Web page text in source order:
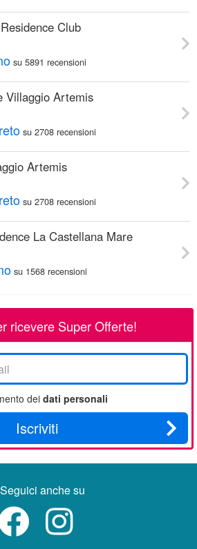
Club
su 5891 recensioni
Villaggio Artemis
su 2708 recensioni
Artemis
su 2708 recensioni
La Castellana Mare
su 1568 recensioni
ricevere Super Offerte!
dei dati personali
Iscriviti
Seguici anche su